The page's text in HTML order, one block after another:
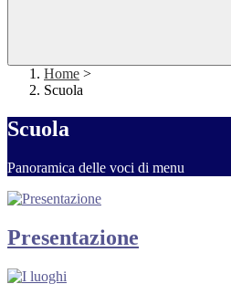
Home >
Scuola
Scuola
Panoramica delle voci di menu
Presentazione